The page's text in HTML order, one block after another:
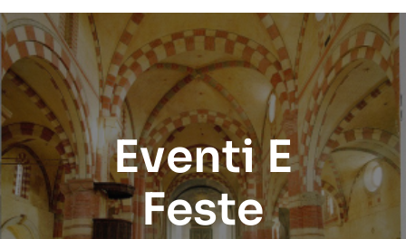
Eventi E
Feste